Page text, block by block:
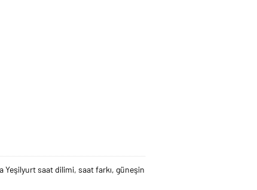
Yeşilyurt saat dilimi, saat farkı, güneşin